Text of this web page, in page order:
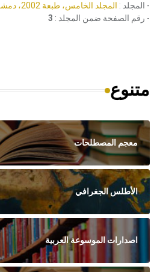
- المجلد : المجلد الخامس، طبعة 2002، دمشق
- رقم الصفحة ضمن المجلد : 3
متنوع
معجم المصطلحات
الأطلس الجغرافي
اصدارات الموسوعة العربية